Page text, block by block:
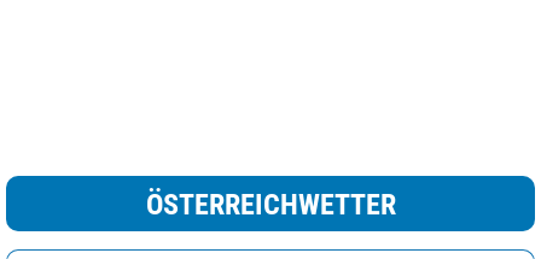
ÖSTERREICHWETTER